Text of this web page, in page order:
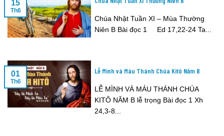
Chúa Nhật Tuần XI – Mùa Thường
Niên B Bài đọc 1 Ed 17,22-24 Ta...
15
Th6
Lễ Mình và Máu Thánh Chúa Kitô Năm B
LỄ MÌNH VÀ MÁU THÁNH CHÚA
KITÔ NĂM B lễ trọng Bài đọc 1 Xh
24,3-8...
01
Th6